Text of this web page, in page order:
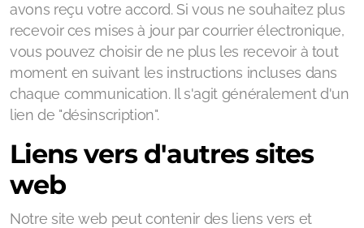
avons reçu votre accord. Si vous ne souhaitez plus
recevoir ces mises à jour par courrier électronique,
vous pouvez choisir de ne plus les recevoir à tout
moment en suivant les instructions incluses dans
chaque communication. Il s'agit généralement d'un
lien de "désinscription".
Liens vers d'autres sites
web
Notre site web peut contenir des liens vers et